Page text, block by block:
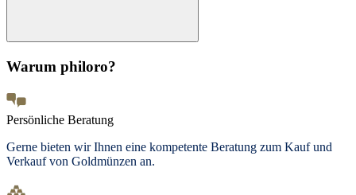
Warum philoro?
Persönliche Beratung
Gerne bieten wir Ihnen eine kompetente Beratung zum Kauf und
Verkauf von Goldmünzen an.